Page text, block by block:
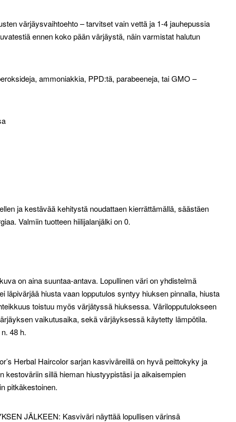
värjäysvaihtoehto – tarvitset vain vettä ja 1-4 jauhepussia
ennen koko pään värjäystä, näin varmistat halutun
ammoniakkia, PPD:tä, parabeeneja, tai GMO –
ja kestävää kehitystä noudattaen kierrättämällä, säästäen
Valmiin tuotteen hiilijalanjälki on 0.
on aina suuntaa-antava. Lopullinen väri on yhdistelmä
hiusta vaan lopputulos syntyy hiuksen pinnalla, hiusta
toistuu myös värjätyssä hiuksessa. Värilopputulokseen
vaikutusaika, sekä värjäyksessä käytetty lämpötila.
48 h.
Herbal Haircolor sarjan kasviväreillä on hyvä peittokyky ja
kestoväriin sillä hieman hiustyypistäsi ja aikaisempien
pitkäkestoinen.
JÄLKEEN: Kasviväri näyttää lopullisen värinsä